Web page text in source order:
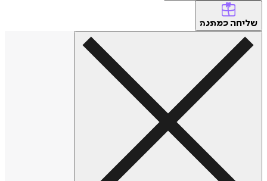
שליחה כמתנה